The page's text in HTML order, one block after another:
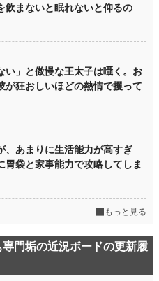
飲まないと眠れないと仰るの
い」と傲慢な王太子は囁く。お
が狂おしいほどの熱情で攫って
、あまりに生活能力が高すぎ
袋と家事能力で攻略してしま
もっと見る
門垢の近況ボードの更新履